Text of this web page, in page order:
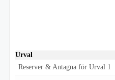
Urval
Reserver & Antagna för Urval 1